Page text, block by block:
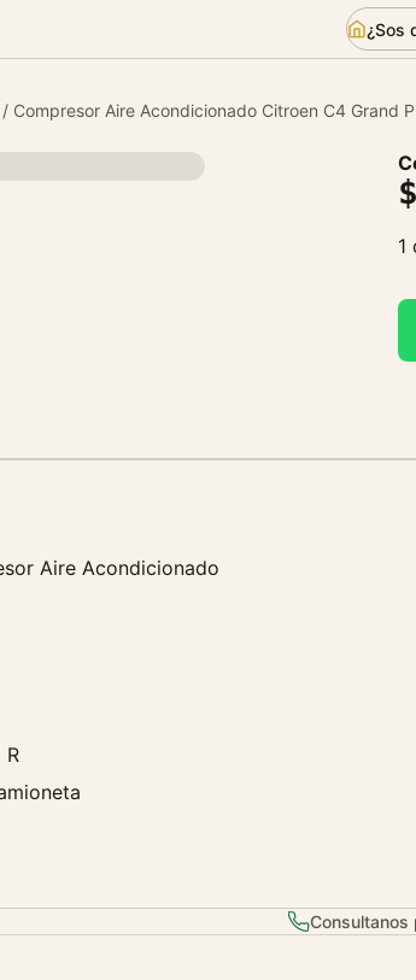
¿Sos
/ Compresor Aire Acondicionado Citroen C4 Grand
$
1
Aire Acondicionado
R
Consultanos